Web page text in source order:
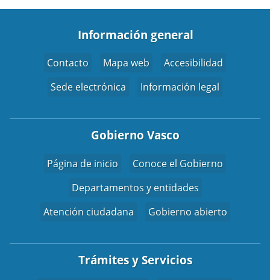
Información general
Contacto Mapa web
Accesibilidad
Sede electrónica
Información legal
Gobierno Vasco
Página de inicio
Conoce el Gobierno
Departamentos y entidades
Atención ciudadana
Gobierno abierto
Trámites y Servicios